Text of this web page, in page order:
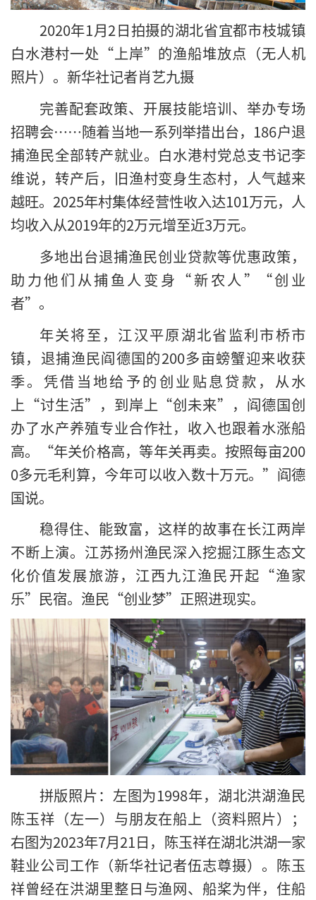
2020年1月2日拍摄的湖北省宜都市枝城镇
白水港村一处“上岸”的渔船堆放点（无人机
照片）。新华社记者肖艺九摄
完善配套政策、开展技能培训、举办专场
招聘会……随着当地一系列举措出台，186户退
捕渔民全部转产就业。白水港村党总支书记李
维说，转产后，旧渔村变身生态村，人气越来
越旺。2025年村集体经营性收入达101万元，人
均收入从2019年的2万元增至近3万元。
多地出台退捕渔民创业贷款等优惠政策，
助力他们从捕鱼人变身“新农人”“创业
者”。
年关将至，江汉平原湖北省监利市桥市
镇，退捕渔民阎德国的200多亩螃蟹迎来收获
季。凭借当地给予的创业贴息贷款，从水
上“讨生活”，到岸上“创未来”，阎德国创
办了水产养殖专业合作社，收入也跟着水涨船
高。“年关价格高，等年关再卖。按照每亩200
0多元毛利算，今年可以收入数十万元。”阎德
国说。
稳得住、能致富，这样的故事在长江两岸
不断上演。江苏扬州渔民深入挖掘江豚生态文
化价值发展旅游，江西九江渔民开起“渔家
乐”民宿。渔民“创业梦”正照进现实。
拼版照片：左图为1998年，湖北洪湖渔民
陈玉祥（左一）与朋友在船上（资料照片）；
右图为2023年7月21日，陈玉祥在湖北洪湖一家
鞋业公司工作（新华社记者伍志尊摄）。陈玉
祥曾经在洪湖里整日与渔网、船桨为伴，住船